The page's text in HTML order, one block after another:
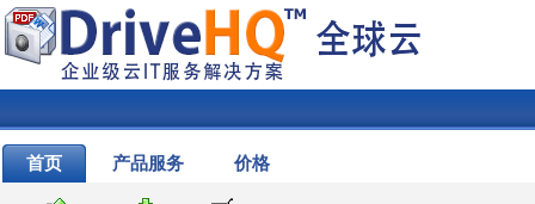
首页 产品服务 价格